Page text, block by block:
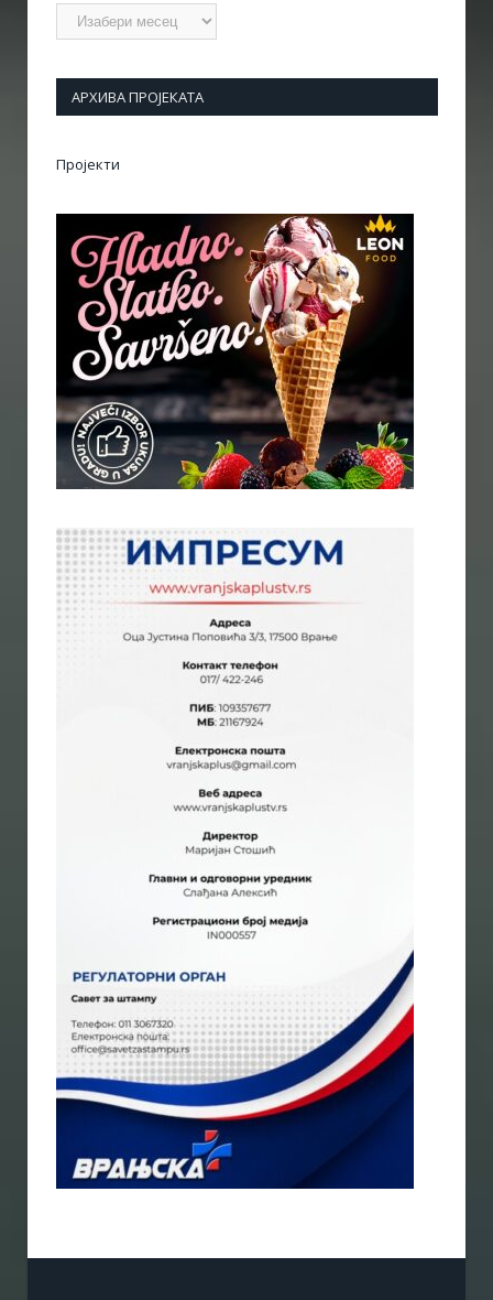
Архиве
АРХИВА ПРОЈЕКАТА
Пројекти